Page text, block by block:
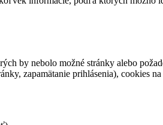
by nebolo možné stránky alebo
zapamätanie prihlásenia), cookies